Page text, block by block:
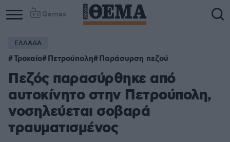
Games
ΕΛΛΑΔΑ
Τροχαίο Πετρούπολη Παράσυρση πεζού
Πεζός παρασύρθηκε από
αυτοκίνητο στην Πετρούπολη,
νοσηλεύεται σοβαρά
τραυματισμένος